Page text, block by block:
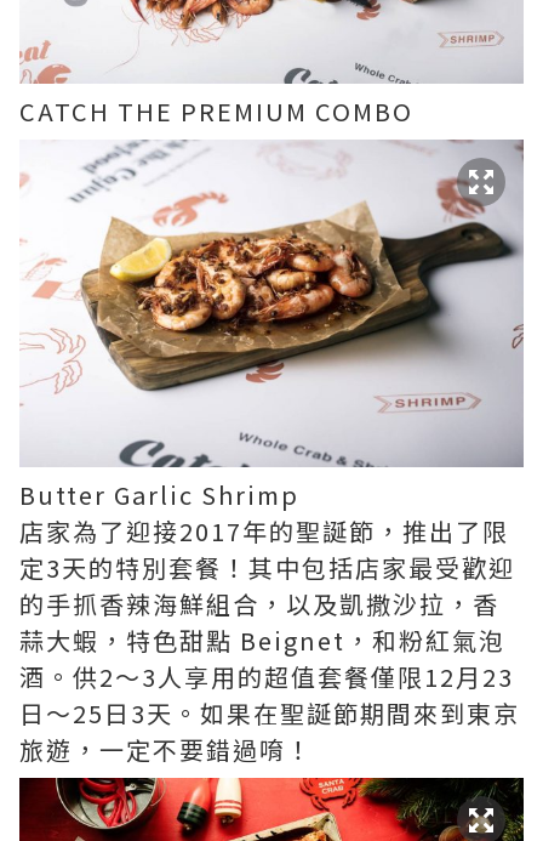
CATCH THE PREMIUM COMBO
Butter Garlic Shrimp
店家為了迎接2017年的聖誕節，推出了限
定3天的特別套餐！其中包括店家最受歡迎
的手抓香辣海鮮組合，以及凱撒沙拉，香
蒜大蝦，特色甜點 Beignet，和粉紅氣泡
酒。供2～3人享用的超值套餐僅限12月23
日～25日3天。如果在聖誕節期間來到東京
旅遊，一定不要錯過唷！